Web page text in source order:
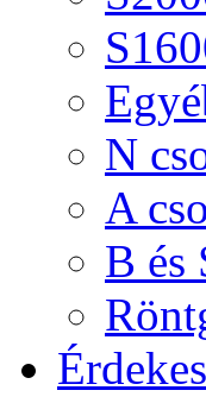
N
A
B és